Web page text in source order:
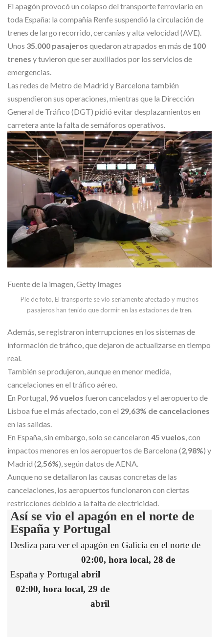
El apagón provocó un colapso del transporte ferroviario en
toda España: la compañía Renfe suspendió la circulación de
trenes de largo recorrido, cercanías y alta velocidad (AVE).
Unos 35.000 pasajeros quedaron atrapados en más de 100
trenes y tuvieron que ser auxiliados por los servicios de
emergencias.
Las redes de Metro de Madrid y Barcelona también
suspendieron sus operaciones, mientras que la Dirección
General de Tráfico (DGT) pidió evitar desplazamientos en
carretera ante la falta de semáforos operativos.
Fuente de la imagen,Getty Images
Pie de foto, El transporte se vio seriamente afectado y muchos
pasajeros han tenido que dormir en las estaciones de tren.
Además, se registraron interrupciones en los sistemas de
información de tráfico, que dejaron de actualizarse en tiempo
real.
También se produjeron, aunque en menor medida,
cancelaciones en el tráfico aéreo.
En Portugal, 96 vuelos fueron cancelados y el aeropuerto de
Lisboa fue el más afectado, con el 29,63% de cancelaciones
en las salidas.
En España, sin embargo, solo se cancelaron 45 vuelos , con
impactos menores en los aeropuertos de Barcelona (2,98%) y
Madrid (2,56%), según datos de AENA.
Aunque no se detallaron las causas concretas de las
cancelaciones, los aeropuertos funcionaron con ciertas
restricciones debido a la falta de electricidad.